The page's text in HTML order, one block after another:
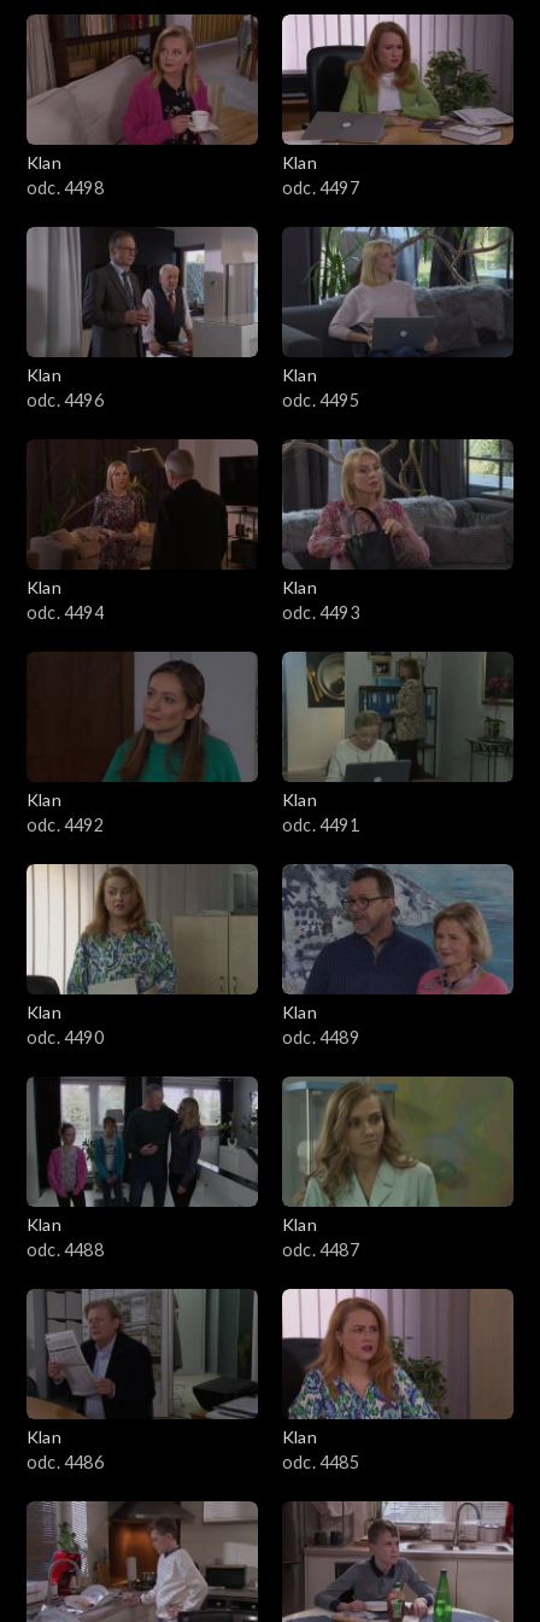
4301–4400
4201–4300
4101–4200
3901–4000
3801–3900
3701–3800
3601–3700
3501–3600
3401–3500
3101–3200
3001–3100
2901–3000
2801–2900
2701–2800
2501–2600
2401–2500
2301–2400
2201–2300
2101–2200
2001–2100
1901–2000
1801–1900
1701–1800
Klan
odc. 4498
Klan
odc. 4497
Klan
odc. 4496
Klan
odc. 4495
Klan
odc. 4494
Klan
odc. 4493
Klan
odc. 4492
Klan
odc. 4491
Klan
odc. 4490
Klan
odc. 4489
Klan
odc. 4488
Klan
odc. 4487
Klan
odc. 4486
Klan
odc. 4485